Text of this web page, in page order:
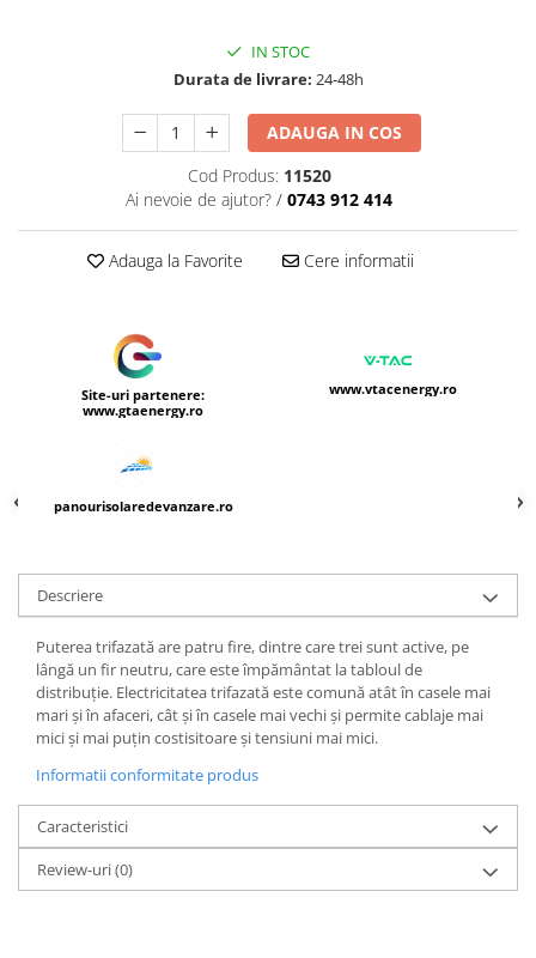
IN STOC
Durata de livrare: 24-48h
ADAUGA IN COS
Cod Produs: 11520
Ai nevoie de ajutor? / 0743 912 414
Adauga la Favorite Cere informatii
Site-uri partenere:
www.gtaenergy.ro
www.vtacenergy.ro
panourisolaredevanzare.ro
Descriere
Puterea trifazată are patru fire, dintre care trei sunt active, pe
lângă un fir neutru, care este împământat la tabloul de
distribuție. Electricitatea trifazată este comună atât în ​​casele mai
mari și în afaceri, cât și în casele mai vechi și permite cablaje mai
mici și mai puțin costisitoare și tensiuni mai mici.
Informatii conformitate produs
Caracteristici
Review-uri(0)